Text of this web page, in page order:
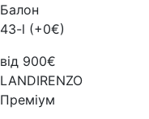
Балон
43-l (+0€)
від 900€
LANDIRENZO
Преміум